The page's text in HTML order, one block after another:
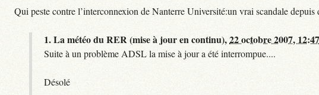
Qui peste contre l’interconnexion de Nanterre Université:un vrai scandale depuis
1.La météo du RER (mise à jour en continu),22 octobre 2007, 12:47
Suite à un problème ADSL la mise à jour a été interrompue....
Désolé